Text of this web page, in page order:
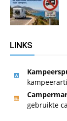
LINKS
gebruikte